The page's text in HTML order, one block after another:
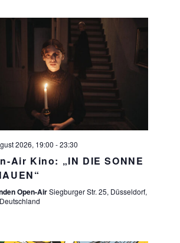
2026, 19:00 -23:30
Air Kino: „IN DIE SONNE
Open-AirSiegburger Str. 25, Düsseldorf,